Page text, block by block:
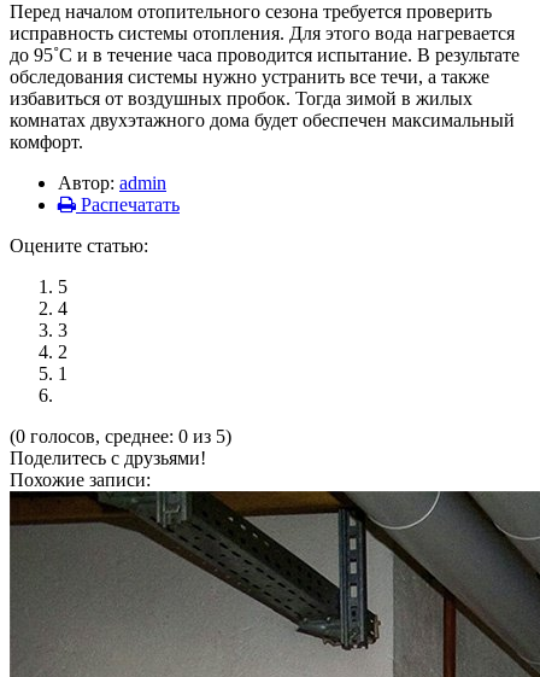
Перед началом отопительного сезона требуется проверить
исправность системы отопления. Для этого вода нагревается
до 95˚С и в течение часа проводится испытание. В результате
обследования системы нужно устранить все течи, а также
избавиться от воздушных пробок. Тогда зимой в жилых
комнатах двухэтажного дома будет обеспечен максимальный
комфорт.
Автор: admin
Распечатать
Оцените статью:
5
4
3
2
1
(0 голосов, среднее: 0 из 5)
Поделитесь с друзьями!
Похожие записи: